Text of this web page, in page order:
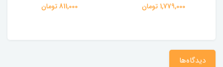
1,779,000 تومان 811,000 تومان
دیدگاه‌ها